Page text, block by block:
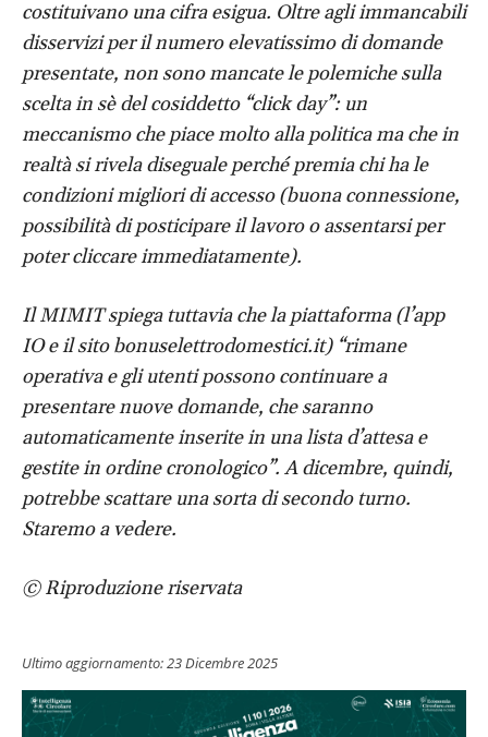
costituivano una cifra esigua. Oltre agli immancabili
disservizi per il numero elevatissimo di domande
presentate, non sono mancate le polemiche sulla
scelta in sè del cosiddetto “click day”: un
meccanismo che piace molto alla politica ma che in
realtà si rivela diseguale perché premia chi ha le
condizioni migliori di accesso (buona connessione,
possibilità di posticipare il lavoro o assentarsi per
poter cliccare immediatamente).
Il MIMIT spiega tuttavia che la piattaforma (l’app
IO e il sito bonuselettrodomestici.it) “rimane
operativa e gli utenti possono continuare a
presentare nuove domande, che saranno
automaticamente inserite in una lista d’attesa e
gestite in ordine cronologico”. A dicembre, quindi,
potrebbe scattare una sorta di secondo turno.
Staremo a vedere.
© Riproduzione riservata
Ultimo aggiornamento:23 Dicembre 2025